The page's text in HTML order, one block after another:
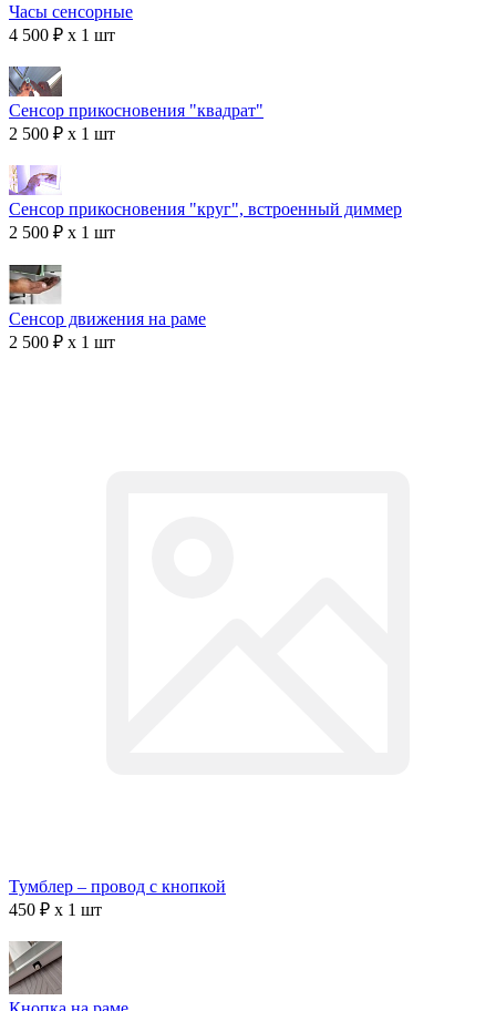
Часы сенсорные
4 500 ₽ x 1 шт
Сенсор прикосновения "квадрат"
2 500 ₽ x 1 шт
Сенсор прикосновения "круг", встроенный диммер
2 500 ₽ x 1 шт
Сенсор движения на раме
2 500 ₽ x 1 шт
Тумблер – провод с кнопкой
450 ₽ x 1 шт